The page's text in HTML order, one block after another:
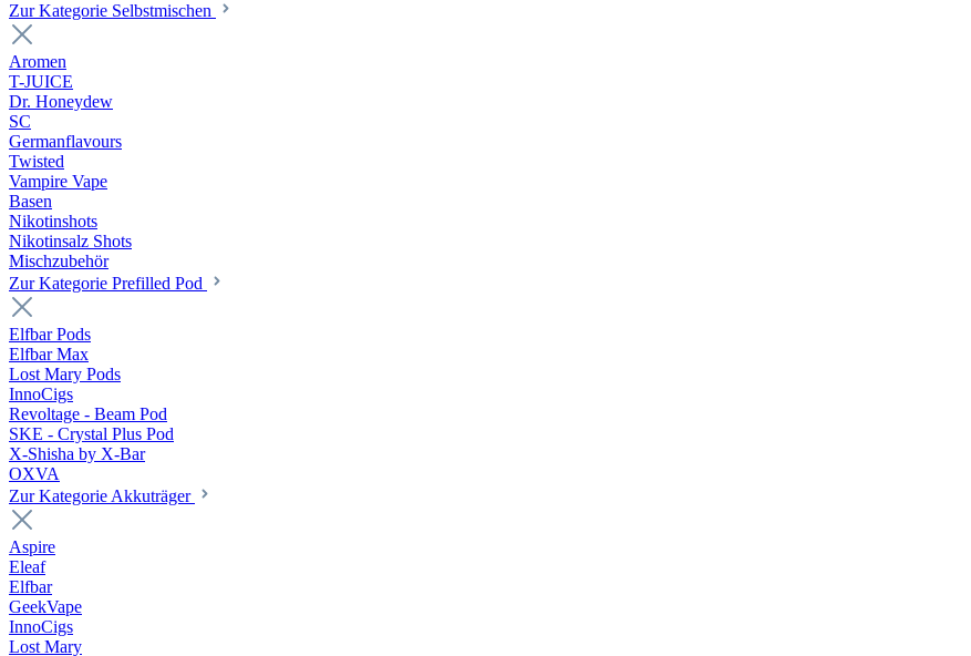
Zur Kategorie Selbstmischen
Aromen
T-JUICE
Dr. Honeydew
SC
Germanflavours
Twisted
Vampire Vape
Basen
Nikotinshots
Nikotinsalz Shots
Mischzubehör
Zur Kategorie Prefilled Pod
Elfbar Pods
Elfbar Max
Lost Mary Pods
InnoCigs
Revoltage - Beam Pod
SKE - Crystal Plus Pod
X-Shisha by X-Bar
OXVA
Zur Kategorie Akkuträger
Aspire
Eleaf
Elfbar
GeekVape
InnoCigs
Lost Mary